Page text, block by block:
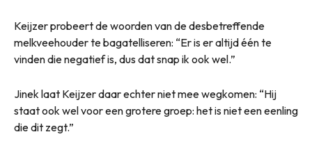
Keijzer probeert de woorden van de desbetreffende
melkveehouder te bagatelliseren: “Er is er altijd één te
vinden die negatief is, dus dat snap ik ook wel.”
Jinek laat Keijzer daar echter niet mee wegkomen: “Hij
staat ook wel voor een grotere groep: het is niet een eenling
die dit zegt.”